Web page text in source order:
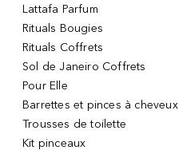
Lattafa Parfum
Rituals Bougies
Rituals Coffrets
Sol de Janeiro Coffrets
Pour Elle
Barrettes et pinces à cheveux
Trousses de toilette
Kit pinceaux